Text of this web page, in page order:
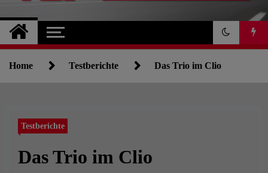
TOP Automobile : : :
die Autoseite für
Home Testberichte Das Trio im Clio
Testberichte
Das Trio im Clio